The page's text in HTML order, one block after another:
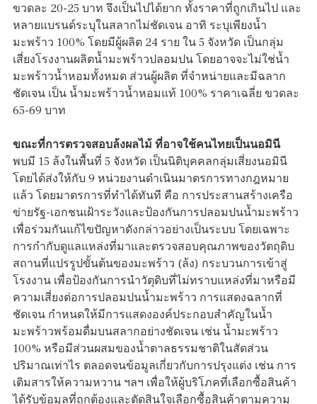
ขวดละ 20-25 บาท จึงเป็นไปได้ยาก ทั้งราคาที่ถูกเกินไป และ
หลายแบรนด์ระบุในสลากไม่ชัดเจน อาทิ ระบุเพียงน้ำ
มะพร้าว 100% โดยมีผู้ผลิต 24 ราย ใน 5 จังหวัด เป็นกลุ่ม
เสี่ยงโรงงานผลิตน้ำมะพร้าวปลอมปน โดยอาจจะไม่ใช่น้ำ
มะพร้าวน้ำหอมทั้งหมด ส่วนผู้ผลิต ที่จำหน่ายและมีฉลาก
ชัดเจน เป็น น้ำมะพร้าวน้ำหอมแท้ 100% ราคาเฉลี่ย ขวดละ
65-69 บาท
ขณะที่การตรวจสอบล้งผลไม้ ที่อาจใช้คนไทยเป็นนอมินี
พบมี 15 ล้งในพื้นที่ 5 จังหวัด เป็นนิติบุคคลกลุ่มเสี่ยงนอมินี
โดยได้ส่งให้กับ 9 หน่วยงานดำเนินมาตรการทางกฎหมาย
แล้ว โดยมาตรการที่ทำได้ทันที คือ การประสานสร้างเครือ
ข่ายรัฐ-เอกชนเฝ้าระวังและป้องกันการปลอมปนน้ำมะพร้าว
เพื่อร่วมกันแก้ไขปัญหาดังกล่าวอย่างเป็นระบบ โดยเฉพาะ
การกำกับดูแลแหล่งที่มาและตรวจสอบคุณภาพของวัตถุดิบ
สถานที่แปรรูปขั้นต้นของมะพร้าว (ล้ง) กระบวนการเข้าสู่
โรงงาน เพื่อป้องกันการนำวัตุดิบที่ไม่ทราบแหล่งที่มาหรือมี
ความเสี่ยงต่อการปลอมปนน้ำมะพร้าว การแสดงฉลากที่
ชัดเจน กำหนดให้มีการแสดงองค์ประกอบสำคัญในน้ำ
มะพร้าวพร้อมดื่มบนสลากอย่างชัดเจน เช่น น้ำมะพร้าว
100% หรือมีส่วนผสมของน้ำตาลธรรมชาติในสัดส่วน
ปริมาณเท่าไร ตลอดจนข้อมูลเกี่ยวกับการปรุงแต่ง เช่น การ
เติมสารให้ความหวาน ฯลฯ เพื่อให้ผู้บริโภคที่เลือกซื้อสินค้า
ได้รับข้อมูลที่ถูกต้องและตัดสินใจเลือกซื้อสินค้าตามความ